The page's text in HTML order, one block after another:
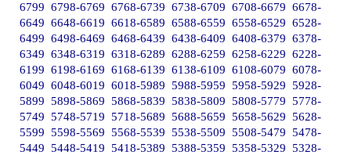
6799 6798-6769 6768-6739 6738-6709 6708-6679 6678-
6649 6648-6619 6618-6589 6588-6559 6558-6529 6528-
6499 6498-6469 6468-6439 6438-6409 6408-6379 6378-
6349 6348-6319 6318-6289 6288-6259 6258-6229 6228-
6199 6198-6169 6168-6139 6138-6109 6108-6079 6078-
6049 6048-6019 6018-5989 5988-5959 5958-5929 5928-
5899 5898-5869 5868-5839 5838-5809 5808-5779 5778-
5749 5748-5719 5718-5689 5688-5659 5658-5629 5628-
5599 5598-5569 5568-5539 5538-5509 5508-5479 5478-
5449 5448-5419 5418-5389 5388-5359 5358-5329 5328-